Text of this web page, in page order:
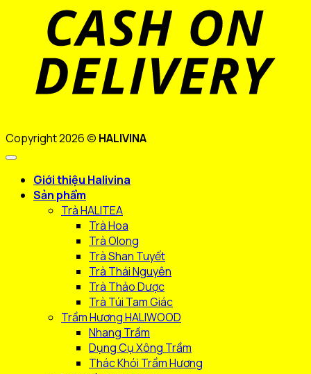
Copyright 2026 © HALIVINA
Giới thiệu Halivina
Sản phẩm
Trà HALITEA
Trà Hoa
Trà Olong
Trà Shan Tuyết
Trà Thái Nguyên
Trà Thảo Dược
Trà Túi Tam Giác
Trầm Hương HALIWOOD
Nhang Trầm
Dụng Cụ Xông Trầm
Thác Khói Trầm Hương